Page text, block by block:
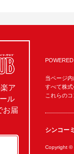
ア
ル
お届
当ページ
すべて株式
これらの
シンコー
Copyright ©